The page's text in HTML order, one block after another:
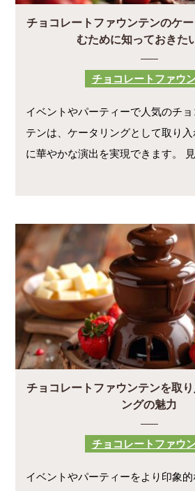
チョコレートファウンテンのケ
むために知っておきた
チョコレートファウ
イベントやパーティーで人気のチ
テンは、ケータリングとして取り
に華やかな演出を実現できます。
チョコレートファウンテンを取
ングの魅力
チョコレートファウ
イベントやパーティーをより印象